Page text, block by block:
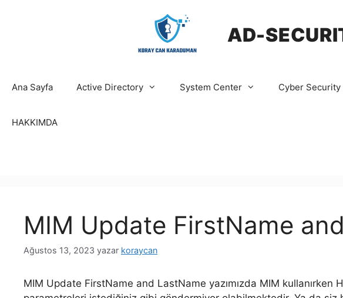
AD-
Ana Sayfa Active Directory System Center Cyber Security
HAKKIMDA
MIM Update FirstName
Ağustos 13, 2023 yazar koraycan
MIM Update FirstName and LastName yazımızda MIM kullanırken